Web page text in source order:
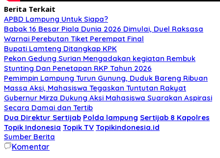
Berita Terkait
APBD Lampung Untuk Siapa?
Babak 16 Besar Piala Dunia 2026 Dimulai, Duel Raksasa
Warnai Perebutan Tiket Perempat Final
Bupati Lamteng Ditangkap KPK
Pekon Gedung Surian Mengadakan kegiatan Rembuk
Stunting Dan Penetapan RKP Tahun 2026
Pemimpin Lampung Turun Gunung, Duduk Bareng Ribuan
Massa Aksi, Mahasiswa Tegaskan Tuntutan Rakyat
Gubernur Mirza Dukung Aksi Mahasiswa Suarakan Aspirasi
Secara Damai dan Tertib
Dua Direktur Sertijab Polda lampung Sertijab 8 Kapolres
Topik Indonesia Topik TV Topikindonesia.id
Sumber Berita
Komentar